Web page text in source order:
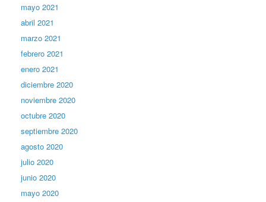
mayo 2021
abril 2021
marzo 2021
febrero 2021
enero 2021
diciembre 2020
noviembre 2020
octubre 2020
septiembre 2020
agosto 2020
julio 2020
junio 2020
mayo 2020